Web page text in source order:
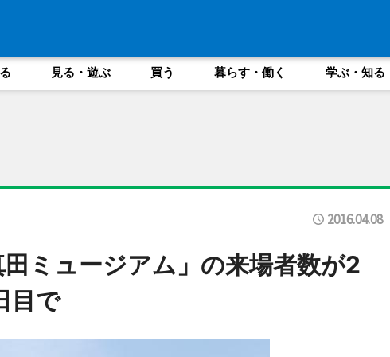
見る・遊ぶ 買う 暮らす・働く 学ぶ・知る
2016.04.08
ミュージアム」の来場者数が2
目で